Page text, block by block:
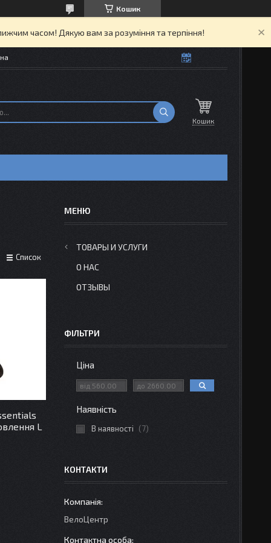
Кошик
часом! Дякую вам за розуміння та терпіння!
Кошик
Список
L
ТОВАРЫ И УСЛУГИ
О НАС
ОТЗЫВЫ
ФІЛЬТРИ
Ціна
Наявність
В наявності 7
КОНТАКТИ
ВелоЦентр